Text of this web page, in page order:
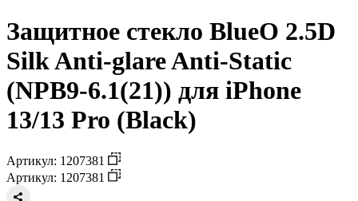
Защитное стекло BlueO 2.5D
Silk Anti-glare Anti-Static
(NPB9-6.1(21)) для iPhone
13/13 Pro (Black)
Артикул: 1207381
Артикул: 1207381